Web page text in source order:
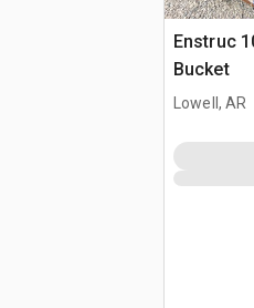
Enstruc
Bucket
Lowell, AR